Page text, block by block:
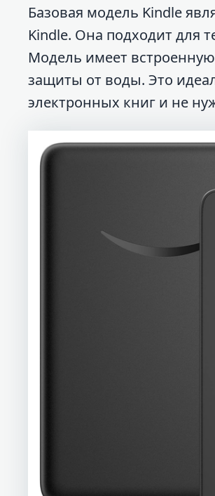
Базовая модель Kindle
Kindle. Она подходит для
Модель имеет
защиты от воды. Это
электронных книг и не